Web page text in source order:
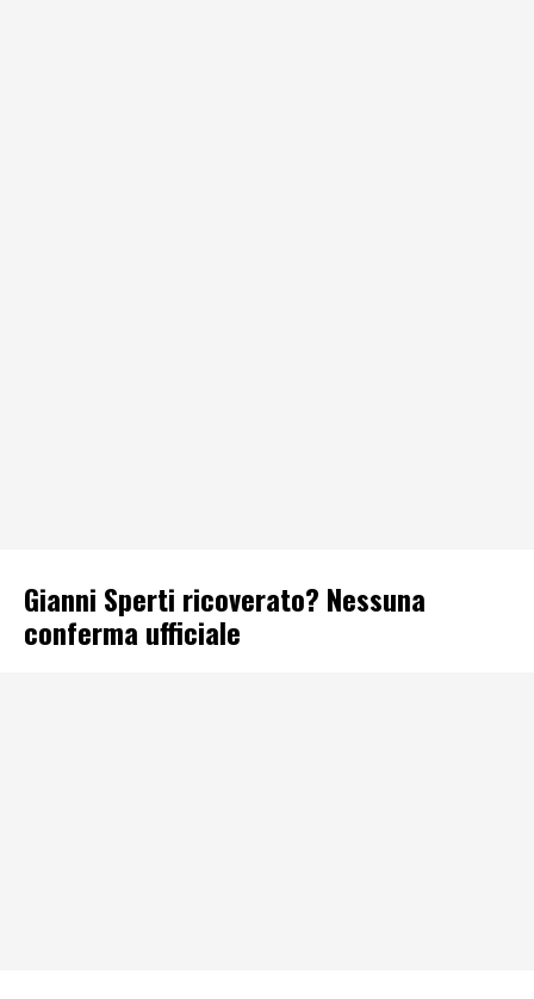
Gianni Sperti ricoverato? Nessuna
conferma ufficiale